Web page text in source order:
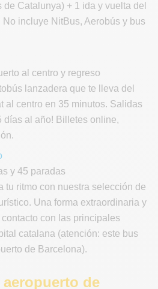
Catalunya) + 1 ida y vuelta del
No incluye NitBus, Aerobús y bus
al centro y regreso
lanzadera que te lleva del
al centro en 35 minutos. Salidas
días al año! Billetes online,
y 45 paradas
tu ritmo con nuestra selección de
Una forma extraordinaria y
con las principales
catalana (atención: este bus
de Barcelona).
de